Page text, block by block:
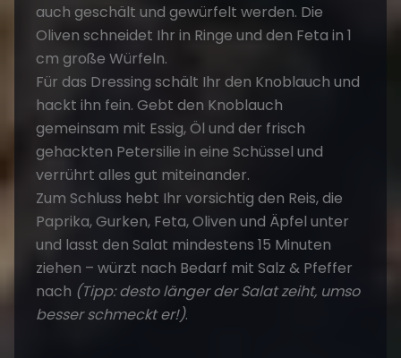
auch geschält und gewürfelt werden. Die
Oliven schneidet Ihr in Ringe und den Feta in 1
cm große Würfeln.
Für das Dressing schält Ihr den Knoblauch und
hackt ihn fein. Gebt den Knoblauch
gemeinsam mit Essig, Öl und der frisch
gehackten Petersilie in eine Schüssel und
verrührt alles gut miteinander.
Zum Schluss hebt Ihr vorsichtig den Reis, die
Paprika, Gurken, Feta, Oliven und Äpfel unter
und lasst den Salat mindestens 15 Minuten
ziehen – würzt nach Bedarf mit Salz & Pfeffer
nach (Tipp: desto länger der Salat zeiht, umso
besser schmeckt er!).